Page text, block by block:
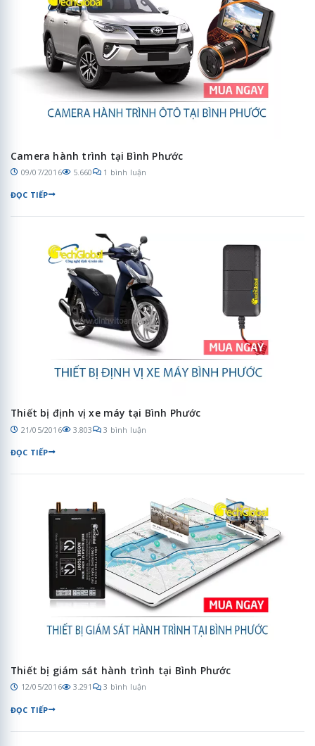
Camera hành trình tại Bình Phước
09/07/2016 5.660 1 bình luận
ĐỌC TIẾP
Thiết bị định vị xe máy tại Bình Phước
21/05/2016 3.803 3 bình luận
ĐỌC TIẾP
Thiết bị giám sát hành trình tại Bình Phước
12/05/2016 3.291 3 bình luận
ĐỌC TIẾP